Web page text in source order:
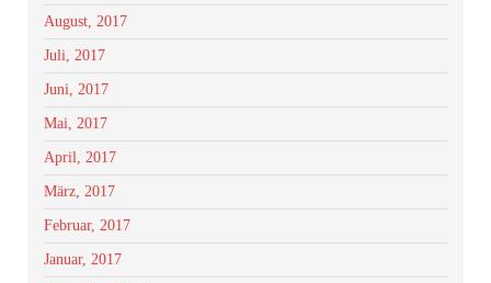
August, 2017
Juli, 2017
Juni, 2017
Mai, 2017
April, 2017
März, 2017
Februar, 2017
Januar, 2017